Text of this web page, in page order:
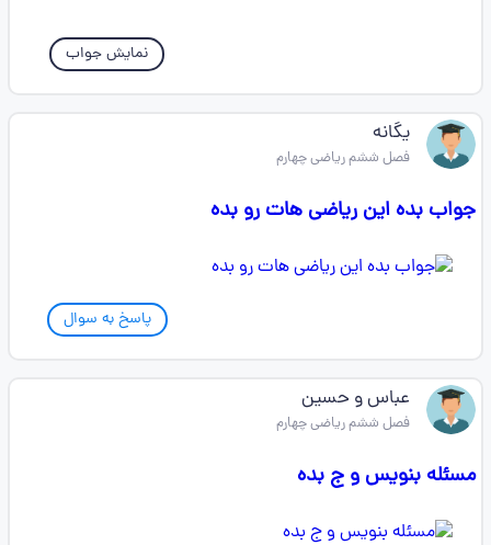
نمایش جواب
یگانه
فصل ششم ریاضی چهارم
جواب بده این ریاضی هات رو بده
پاسخ به سوال
عباس و حسین
فصل ششم ریاضی چهارم
مسئله بنویس و ج بده